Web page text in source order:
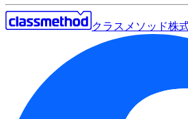
クラスメソッド株